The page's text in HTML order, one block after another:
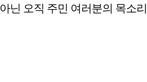
닌 오직 주민 여러분의 목소